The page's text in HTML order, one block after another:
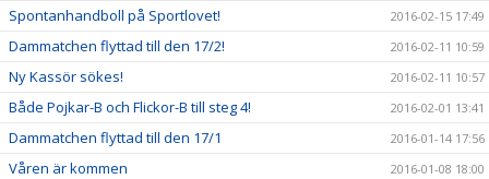
Spontanhandboll på Sportlovet! 2016-02-15 17:49
Dammatchen flyttad till den 17/2! 2016-02-11 10:59
Ny Kassör sökes! 2016-02-11 10:57
Både Pojkar-B och Flickor-B till steg 4! 2016-02-01 13:41
Dammatchen flyttad till den 17/1 2016-01-14 17:56
Våren är kommen 2016-01-08 18:00